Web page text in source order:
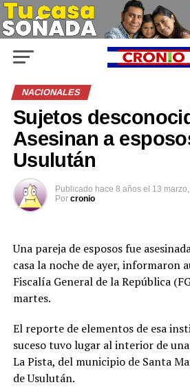
NACIONALES
Sujetos
Asesinan a
Usulután
Publicado hace 8 años el 13
Por cronio
Una pareja de esposos fue
casa la noche de ayer, informaron
Fiscalía General de la República
martes.
El reporte de elementos de esa
suceso tuvo lugar al interior de
La Pista, del municipio de Santa
de Usulután.